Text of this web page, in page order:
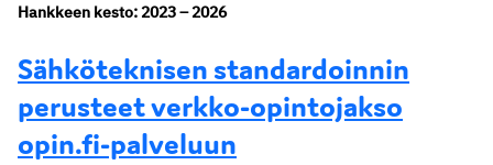
Hankkeen kesto: 2023 – 2026
Sähköteknisen standardoinnin
perusteet verkko-opintojakso
opin.fi-palveluun